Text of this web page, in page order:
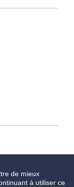
de mieux
à utiliser ce